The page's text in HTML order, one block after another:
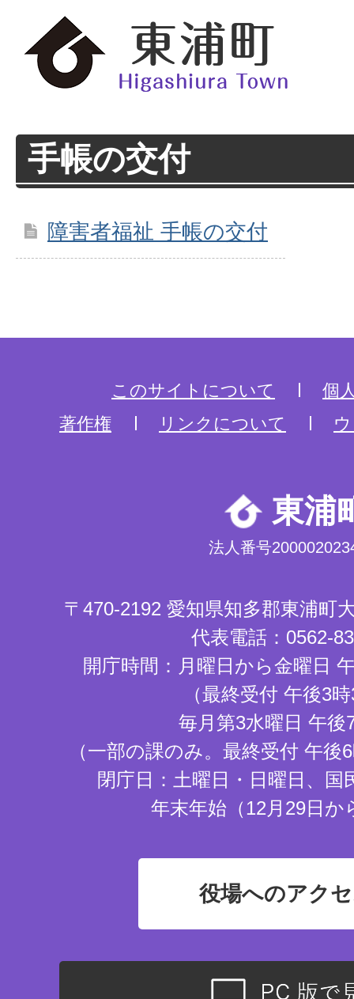
手帳の交付
障害者福祉 手帳の交付
このサイトについて
個
著作権
リンクについて
東浦
法人番号
〒470-2192 愛知県知多郡東浦町
代表電話：0562-
開庁時間：月曜日から金曜日
（最終受付 午後3
毎月第3水曜日 午後
（一部の課のみ。最終受付 午
閉庁日：土曜日・日曜日、国
年末年始（12月29日か
役場へのアク